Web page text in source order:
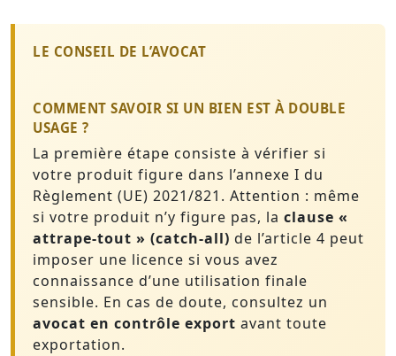
LE CONSEIL DE L’AVOCAT
COMMENT SAVOIR SI UN BIEN EST À DOUBLE
USAGE ?
La première étape consiste à vérifier si
votre produit figure dans l’annexe I du
Règlement (UE) 2021/821. Attention : même
si votre produit n’y figure pas, la clause «
attrape-tout » (catch-all) de l’article 4 peut
imposer une licence si vous avez
connaissance d’une utilisation finale
sensible. En cas de doute, consultez un
avocat en contrôle export avant toute
exportation.